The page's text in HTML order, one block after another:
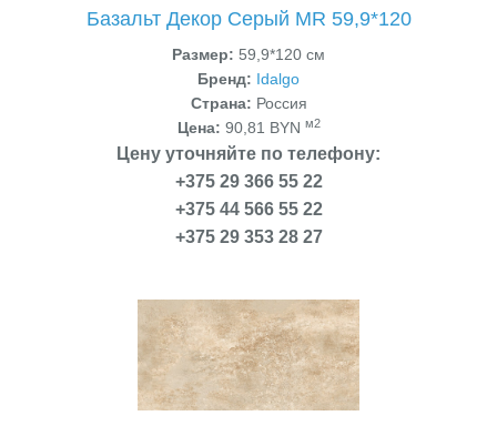
Базальт Декор Серый MR 59,9*120
Размер: 59,9*120 см
Бренд: Idalgo
Страна: Россия
Цена: 90,81 BYN м2
Цену уточняйте по телефону:
+375 29 366 55 22
+375 44 566 55 22
+375 29 353 28 27